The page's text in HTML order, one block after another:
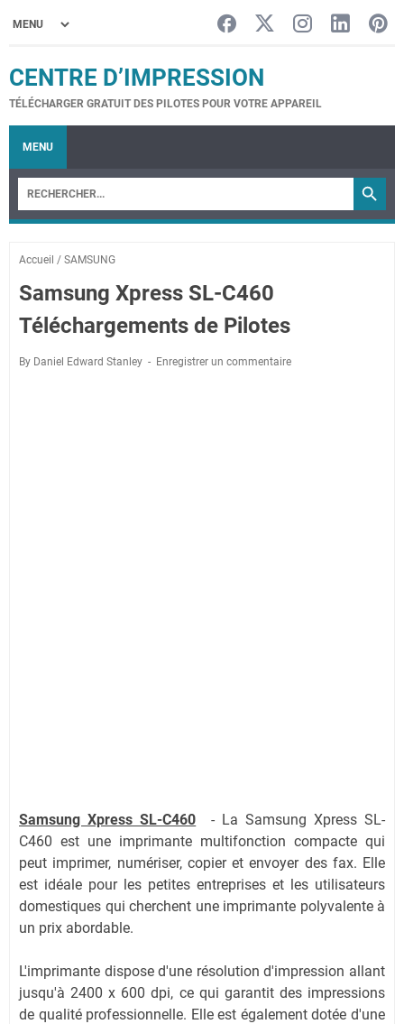
CENTRE D’IMPRESSION
TÉLÉCHARGER GRATUIT DES PILOTES POUR VOTRE APPAREIL
MENU
Accueil / SAMSUNG
Samsung Xpress SL-C460
Téléchargements de Pilotes
By Daniel Edward Stanley Enregistrer un commentaire
Samsung Xpress SL-C460 - La Samsung Xpress SL-
C460 est une imprimante multifonction compacte qui
peut imprimer, numériser, copier et envoyer des fax. Elle
est idéale pour les petites entreprises et les utilisateurs
domestiques qui cherchent une imprimante polyvalente à
un prix abordable.
L'imprimante dispose d'une résolution d'impression allant
jusqu'à 2400 x 600 dpi, ce qui garantit des impressions
de qualité professionnelle. Elle est également dotée d'une